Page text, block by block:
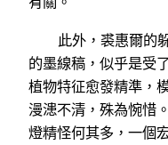
此外，裘惠爾的
的墨線稿，似乎是受
植物特征愈發精準，
漫漶不清，殊為惋惜
燈精怪何其多，一個